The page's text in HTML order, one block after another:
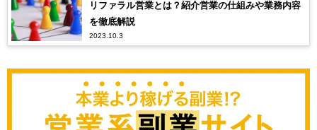
リファラル営業とは？紹介営業の仕組みや業務内容
を徹底解説
2023.10.3